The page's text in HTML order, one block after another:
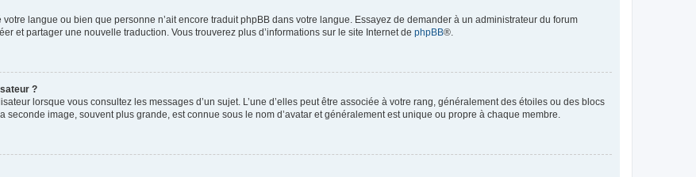
langue ou bien que personne n’ait encore traduit phpBB dans votre langue. Essayez de demander à un administrateur du forum
et partager une nouvelle traduction. Vous trouverez plus d’informations sur le site Internet de phpBB®.
?
lorsque vous consultez les messages d’un sujet. L’une d’elles peut être associée à votre rang, généralement des étoiles ou des blocs
image, souvent plus grande, est connue sous le nom d’avatar et généralement est unique ou propre à chaque membre.